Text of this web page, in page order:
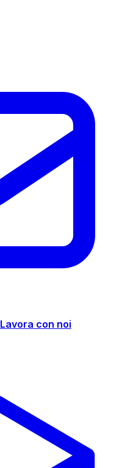
Lavora con noi